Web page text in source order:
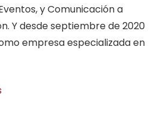
y Comunicación a
Y desde septiembre de 2020
empresa especializada en